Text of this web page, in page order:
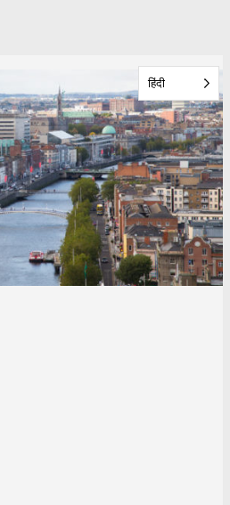
हिंदी